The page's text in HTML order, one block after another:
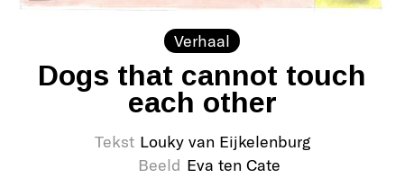
Verhaal
Dogs that cannot touch
each other
Tekst Louky van Eijkelenburg
Beeld Eva ten Cate